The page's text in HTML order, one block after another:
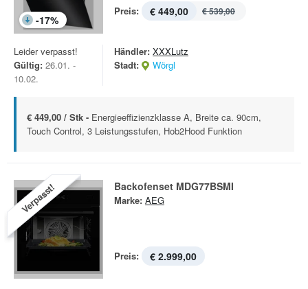
-17%
Preis: € 449,00 € 539,00
Leider verpasst!
Gültig: 26.01. -
10.02.
Händler: XXXLutz
Stadt:
Wörgl
€ 449,00 / Stk - Energieeffizienzklasse A, Breite ca. 90cm,
Touch Control, 3 Leistungsstufen, Hob2Hood Funktion
Verpasst! Backofenset MDG77BSMI
Marke: AEG
Preis: € 2.999,00